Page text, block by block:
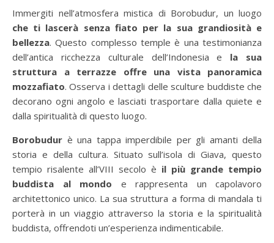
Immergiti nell’atmosfera mistica di Borobudur, un luogo
che ti lascerà senza fiato per la sua grandiosità e
bellezza. Questo complesso temple è una testimonianza
dell’antica ricchezza culturale dell’Indonesia e la sua
struttura a terrazze offre una vista panoramica
mozzafiato. Osserva i dettagli delle sculture buddiste che
decorano ogni angolo e lasciati trasportare dalla quiete e
dalla spiritualità di questo luogo.
Borobudur è una tappa imperdibile per gli amanti della
storia e della cultura. Situato sull’isola di Giava, questo
tempio risalente all’VIII secolo è il più grande tempio
buddista al mondo e rappresenta un capolavoro
architettonico unico. La sua struttura a forma di mandala ti
porterà in un viaggio attraverso la storia e la spiritualità
buddista, offrendoti un’esperienza indimenticabile.